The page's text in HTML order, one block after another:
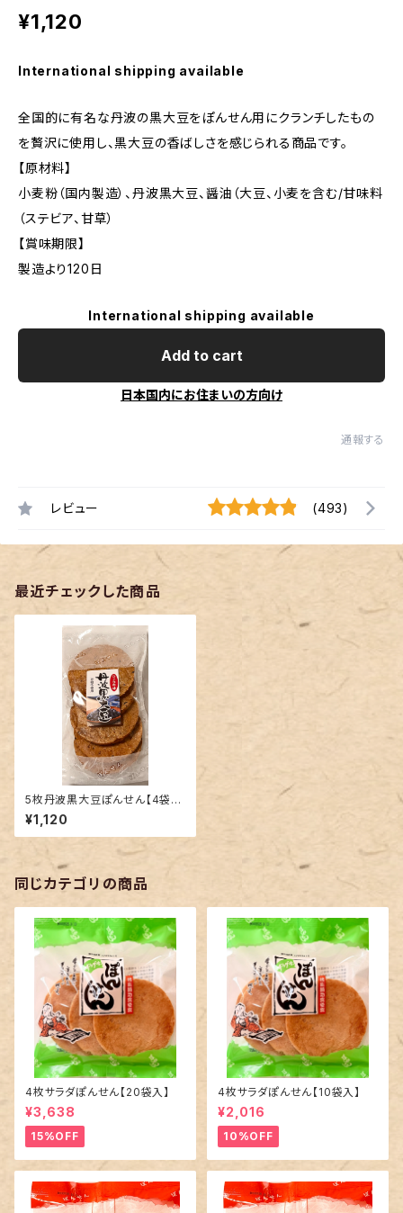
¥1,120
International shipping available
全国的に有名な丹波の黒大豆をぽんせん用にクランチしたもの
を贅沢に使用し、黒大豆の香ばしさを感じられる商品です。
【原材料】
小麦粉（国内製造）、丹波黒大豆、醤油（大豆、小麦を含む/甘味料
（ステビア、甘草）
【賞味期限】
製造より120日
International shipping available
Add to cart
日本国内にお住まいの方向け
通報する
レビュー (493)
最近チェックした商品
5枚丹波黒大豆ぽんせん【4袋
入】
¥1,120
同じカテゴリの商品
4枚サラダぽんせん【20袋入】
¥3,638
15%OFF
4枚サラダぽんせん【10袋入】
¥2,016
10%OFF